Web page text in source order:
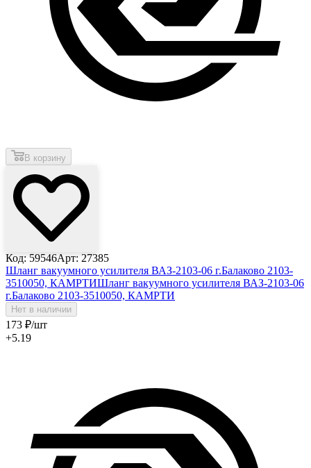
В корзину
Код: 59546Арт: 27385
Шланг вакуумного усилителя ВАЗ-2103-06 г.Балаково 2103-
3510050, КАМРТИШланг вакуумного усилителя ВАЗ-2103-06
г.Балаково 2103-3510050, КАМРТИ
Нет в наличии
173 ₽/шт
+5.19